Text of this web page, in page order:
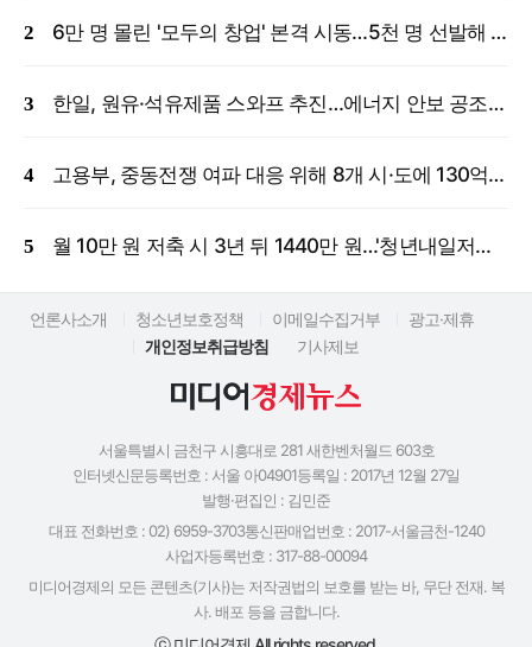
6만 명 몰린 '모두의 창업' 본격 시동…5천 명 선발해 밀착 지원
한일, 원유·석유제품 스와프 추진…에너지 안보 공조 강화
고용부, 중동전쟁 여파 대응 위해 8개 시·도에 130억 원 긴급 투입
월 10만 원 저축 시 3년 뒤 1440만 원…'청년내일저축계좌' 신규 모집
언론사소개 청소년보호정책 이메일수집거부
광고·제휴
개인정보취급방침
기사제보
서울특별시 금천구 시흥대로 281 새한벤처월드 603호
인터넷신문등록번호 : 서울 아04901등록일 : 2017년 12월 27일
발행·편집인 : 김민준
대표 전화번호 : 02) 6959-3703통신판매업번호 : 2017-서울금천-1240
사업자등록번호 : 317-88-00094
미디어경제의 모든 콘텐츠(기사)는 저작권법의 보호를 받는 바, 무단 전재. 복
사. 배포 등을 금합니다.